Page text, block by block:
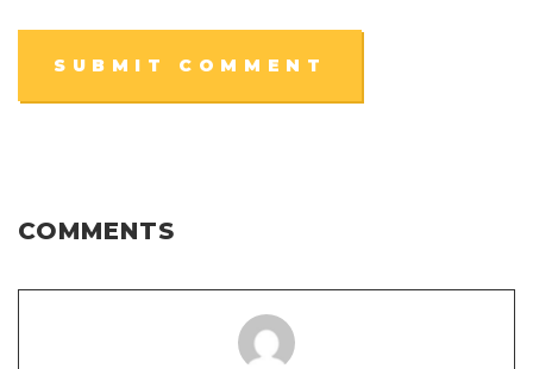
SUBMIT COMMENT
COMMENTS